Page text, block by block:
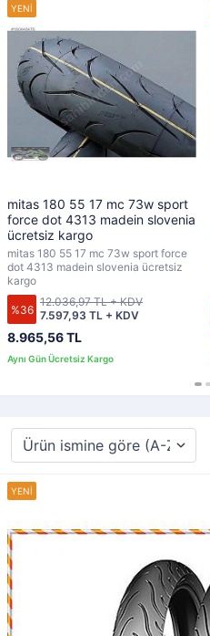
mitas 180 55 17 mc 73w sport
force dot 4313 madein slovenia
ücretsiz kargo
mitas 180 55 17 mc 73w sport force
dot 4313 madein slovenia ücretsiz
kargo
%36
8.965,56 TL
7.597,93 TL + KDV
12.036,97 TL + KDV